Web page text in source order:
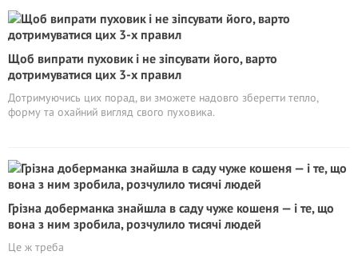
Щоб випрати пуховик і не зіпсувати його, варто
дотримуватися цих 3-х правил
Дотримуючись цих порад, ви зможете надовго зберегти тепло,
форму та охайний вигляд свого пуховика.
Грізна доберманка знайшла в саду чуже кошеня — і те, що
вона з ним зробила, розчулило тисячі людей
Це ж треба